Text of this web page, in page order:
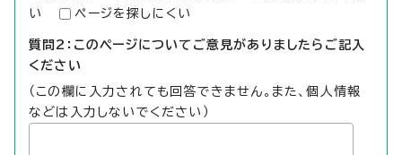
い
ページを探しにくい
質問2：このページについてご意見がありましたらご記入
ください
（この欄に入力されても回答できません。また、個人情報
などは入力しないでください）